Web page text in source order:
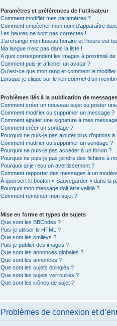
Paramètres et préférences de l’utilisateur
Comment modifier mes paramètres ?
Comment empêcher mon nom d’apparaître
Les heures ne sont pas correctes !
J’ai changé mon fuseau horaire et l’heure est
Ma langue n’est pas dans la liste !
A quoi correspondent les images à proximité de
Comment puis-je afficher un avatar ?
Qu’est-ce que mon rang et comment le modifier
Lorsque je clique sur le lien courrield’un
Problèmes liés à la publication de messages
Comment créer un nouveau sujet ou poster
Comment modifier ou supprimer un message ?
Comment ajouter une signature à mes
Comment créer un sondage ?
Pourquoi ne puis-je pas ajouter plus d’options
Comment modifier ou supprimer un sondage ?
Pourquoi ne puis-je pas accéder à un forum ?
Pourquoi ne puis-je pas joindre des fichiers à
Pourquoi ai-je reçu un avertissement ?
Comment rapporter des messages à un
À quoi sert le bouton « Sauvegarder » dans la
Pourquoi mon message doit être validé ?
Comment remonter mon sujet ?
Mise en forme et types de sujets
Que sont les BBCodes ?
Puis-je utiliser le HTML ?
Que sont les smileys ?
Puis-je publier des images ?
Que sont les annonces globales ?
Que sont les annonces ?
Que sont les sujets épinglés ?
Que sont les sujets verrouillés ?
Que sont les icônes de sujet ?
Problèmes de connexion et